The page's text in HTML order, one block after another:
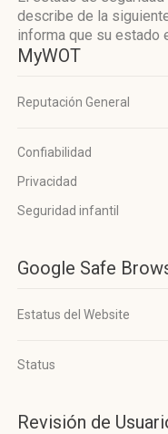
describe de la
informa que su estado
MyWOT
Reputación General
Confiabilidad
Privacidad
Seguridad infantil
Google Safe
Estatus del Website
Status
Revisión de